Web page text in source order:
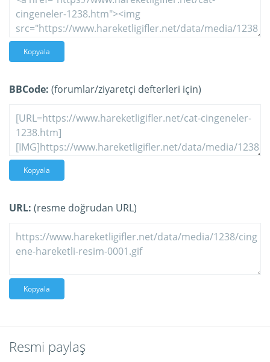
Kopyala
BBCode: (forumlar/ziyaretçi defterleri için)
Kopyala
URL: (resme doğrudan URL)
Kopyala
Resmi paylaş